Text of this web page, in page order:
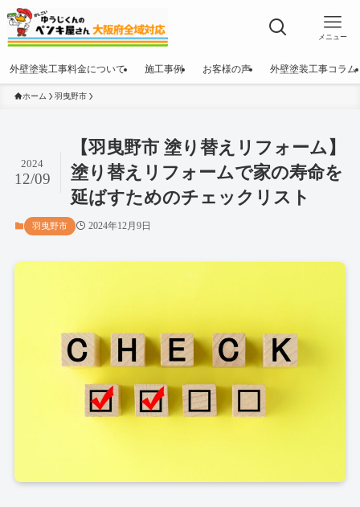
メニュー
外壁塗装工事料金について 施工事例 お客様の声 外壁塗装工事コラム
ホーム 羽曳野市
【羽曳野市 塗り替えリフォーム】
塗り替えリフォームで家の寿命を
延ばすためのチェックリスト
2024
12/09
羽曳野市 2024年12月9日